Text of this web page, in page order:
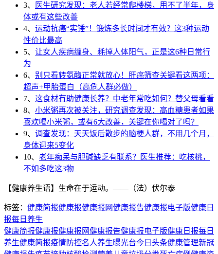
3、
医生研究发现：老人若经常爬楼梯，用不了半年，身
体或有这些改善
4、 运动抗癌“实锤”！锻炼多长时间才有效？这3种运动
性价比最高
5、 让女人疾病缠身、耗掉人体阳气，正是这6种日常行
为
6、 别只看转氨酶正常就放心！肝癌筛查关键看这两项：
超声+甲胎蛋白（高危人群必做）
7、 这食材有助健康长养？中老年常吃如何？替父母看看
8、 小米粥再次被关注，研究调查发现：高血糖患者如果
喜欢喝小米粥，或有6大改善，关键在你喝对了吗？
9、 调查发现：天天饭后散步的脑梗人群，不用几个月，
身体迎来5变化
10、 老年痴呆与胆碱缺乏有联系？医生推荐：吃核桃，
不如多吃这3物
【健康养生语】生命在于运动。——（法）伏尔泰
标签： 健康简报健康报健康报网健康报告健康报电子版健康日
报每日养生
健康简报健康报健康报网健康报告健康报电子版健康日报每日
养生健康简报疫情防控名人养生曝光台今日头条健康管理新冠